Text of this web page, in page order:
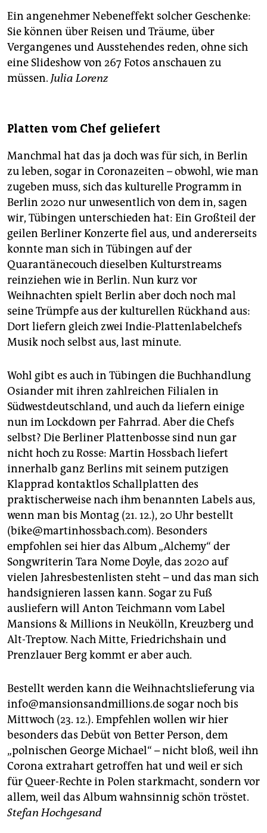
Ein angenehmer Nebeneffekt solcher Geschenke:
Sie können über Reisen und Träume, über
Vergangenes und Ausstehendes reden, ohne sich
eine Slideshow von 267 Fotos anschauen zu
müssen. Julia Lorenz
Platten vom Chef geliefert
Manchmal hat das ja doch was für sich, in Berlin
zu leben, sogar in Coronazeiten – obwohl, wie man
zugeben muss, sich das kulturelle Programm in
Berlin 2020 nur unwesentlich von dem in, sagen
wir, Tübingen unterschieden hat: Ein Großteil der
geilen Berliner Konzerte fiel aus, und andererseits
konnte man sich in Tübingen auf der
Quarantänecouch dieselben Kulturstreams
reinziehen wie in Berlin. Nun kurz vor
Weihnachten spielt Berlin aber doch noch mal
seine Trümpfe aus der kulturellen Rückhand aus:
Dort liefern gleich zwei Indie-Plattenlabelchefs
Musik noch selbst aus, last minute.
Wohl gibt es auch in Tübingen die Buchhandlung
Osiander mit ihren zahlreichen Filialen in
Südwestdeutschland, und auch da liefern einige
nun im Lockdown per Fahrrad. Aber die Chefs
selbst? Die Berliner Plattenbosse sind nun gar
nicht hoch zu Rosse: Martin Hossbach liefert
innerhalb ganz Berlins mit seinem putzigen
Klapprad kontaktlos Schallplatten des
praktischerweise nach ihm benannten Labels aus,
wenn man bis Montag (21. 12.), 20 Uhr bestellt
(bike@martinhossbach.com). Besonders
empfohlen sei hier das Album „Alchemy“ der
Songwriterin Tara Nome Doyle, das 2020 auf
vielen Jahresbestenlisten steht – und das man sich
handsignieren lassen kann. Sogar zu Fuß
ausliefern will Anton Teichmann vom Label
Mansions & Millions in Neukölln, Kreuzberg und
Alt-Treptow. Nach Mitte, Friedrichshain und
Prenzlauer Berg kommt er aber auch.
Bestellt werden kann die Weihnachtslieferung via
info@mansions­and­millions.de sogar noch bis
Mittwoch (23. 12.). Empfehlen wollen wir hier
besonders das Debüt von Better Person, dem
„polnischen George Michael“ – nicht bloß, weil ihn
Corona extrahart getroffen hat und weil er sich
für Queer-Rechte in Polen starkmacht, sondern vor
allem, weil das Album wahnsinnig schön tröstet.
Stefan Hochgesand